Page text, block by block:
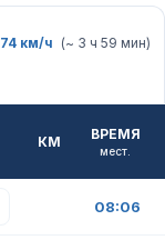
74 км/ч (~ 3 ч 59 мин)
КМ ВРЕМЯ
мест.
08:06